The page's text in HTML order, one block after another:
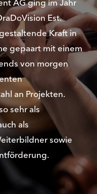
AG ging im Jahr
Est.
Kraft in
gepaart mit einem
von morgen
an Projekten.
sehr als
als
sowie